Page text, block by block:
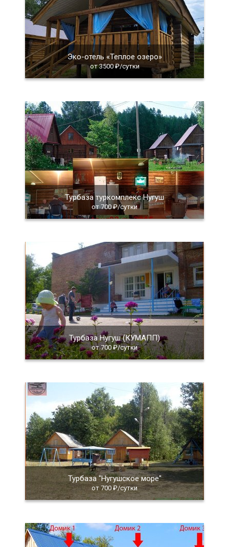
Эко-отель «Теплое озеро»
от 3500 ₽/сутки
Турбаза туркомплекс Нугуш
от 700 ₽/сутки
Турбаза Нугуш (КУМАПП)
от 700 ₽/сутки
Турбаза "Нугушское море"
от 700 ₽/сутки